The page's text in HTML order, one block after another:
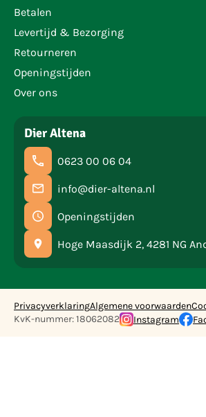
Betalen
Levertijd & Bezorging
Retourneren
Openingstijden
Over ons
Dier Altena
0623 00 06 04
info@dier-altena.nl
Openingstijden
Hoge Maasdijk 2, 4281 NG
PrivacyverklaringAlgemene voorwaarden
KvK-nummer: 18062082
Instagram